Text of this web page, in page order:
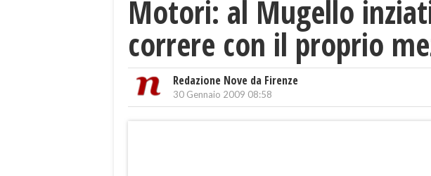
Motori: al Mugello
correre con il proprio
Redazione Nove da Firenze
30 Gennaio 2009 08:58